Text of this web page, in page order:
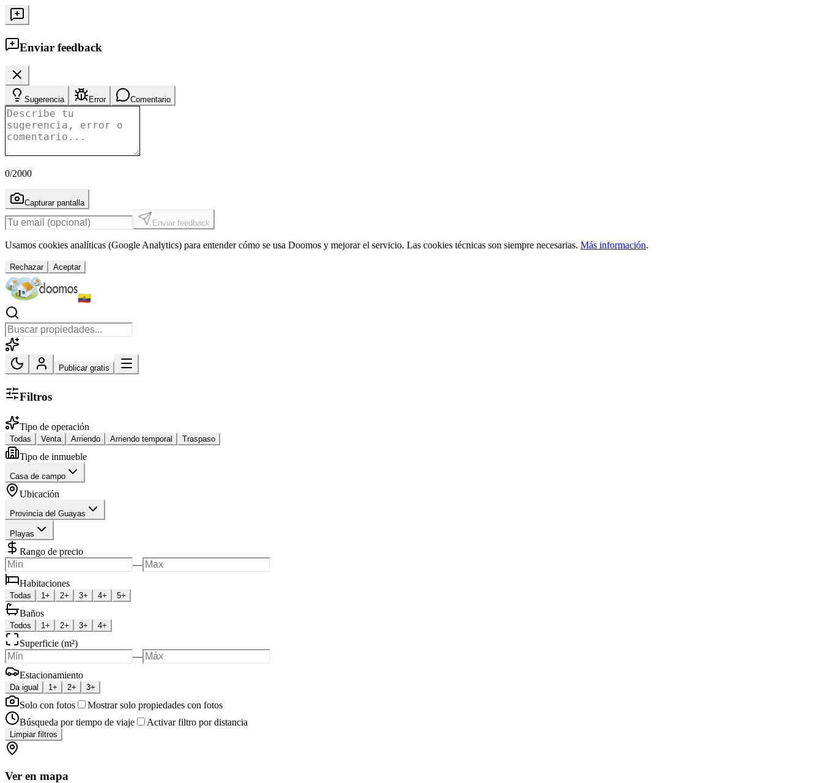
Enviar feedback
Sugerencia Error Comentario
0/2000
Capturar pantalla
Enviar feedback
Usamos cookies analíticas (Google Analytics) para entender cómo se usa Doomos y mejorar el servicio. Las cookies técnicas son siempre necesarias. Más información.
Rechazar Aceptar
Publicar gratis
Filtros
Tipo de operación
Todas Venta Arriendo Arriendo temporal Traspaso
Tipo de inmueble
Casa de campo
Ubicación
Provincia del Guayas
Playas
Rango de precio
—
Habitaciones
Todas 1+ 2+ 3+ 4+ 5+
Baños
Todos 1+ 2+ 3+ 4+
Superficie (m²)
—
Estacionamiento
Da igual 1+ 2+ 3+
Solo con fotos
Mostrar solo propiedades con fotos
Búsqueda por tiempo de viaje
Activar filtro por distancia
Limpiar filtros
Ver en mapa